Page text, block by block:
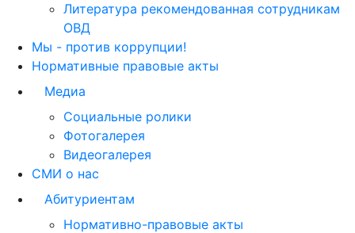
Литература рекомендованная сотрудникам
ОВД
Мы - против коррупции!
Нормативные правовые акты
Медиа
Социальные ролики
Фотогалерея
Видеогалерея
СМИ о нас
Абитуриентам
Нормативно-правовые акты